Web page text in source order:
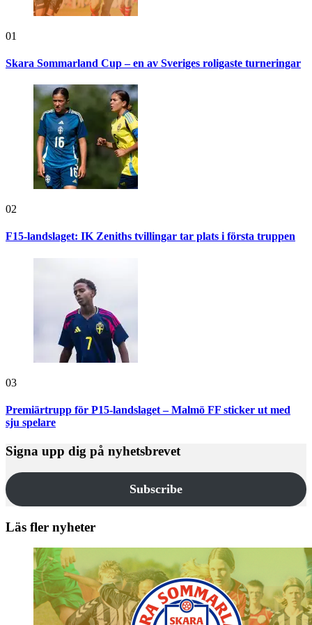
01
Skara Sommarland Cup – en av Sveriges roligaste turneringar
02
F15-landslaget: IK Zeniths tvillingar tar plats i första truppen
03
Premiärtrupp för P15-landslaget – Malmö FF sticker ut med
sju spelare
Signa upp dig på nyhetsbrevet
Subscribe
Läs fler nyheter